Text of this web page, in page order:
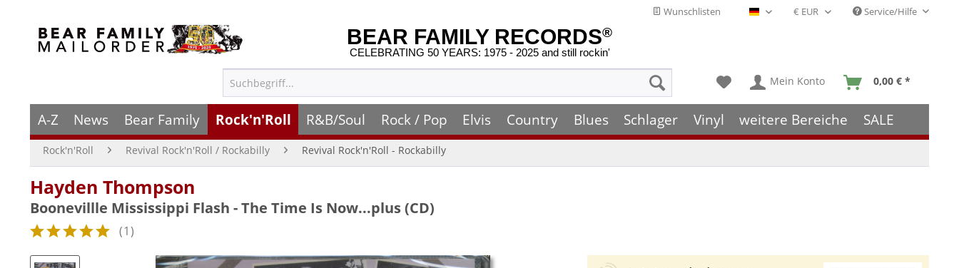
Wunschlisten Deutsch - DE Service/Hilfe
BEAR FAMILY RECORDS®
CELEBRATING 50 YEARS: 1975 - 2025 and still rockin'
Mein Konto 0,00 € *
A-Z News Bear Family Rock'n'Roll R&B/Soul Rock / Pop Elvis Country Blues Schlager Vinyl weitere Bereiche SALE
Rock'n'Roll Revival Rock'n'Roll / Rockabilly Revival Rock'n'Roll - Rockabilly
Hayden Thompson
Boonevillle Mississippi Flash - The Time Is Now...plus (CD)
(1)